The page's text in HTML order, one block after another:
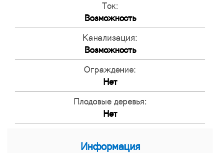
Ток:
Возможность
Канализация:
Возможность
Ограждение:
Нет
Плодовые деревья:
Нет
Информация